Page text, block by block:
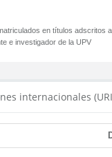
en títulos adscritos
e investigador de la UPV
internacionales